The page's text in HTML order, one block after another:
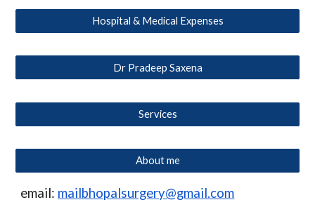
Hospital & Medical Expenses
Dr Pradeep Saxena
Services
About me
email: mailbhopalsurgery@gmail.com